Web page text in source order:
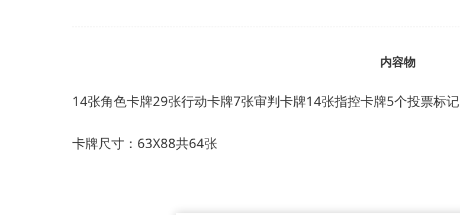
内容物
14张角色卡牌29张行动卡牌7张审判卡牌14张指控卡牌5个投票标记
卡牌尺寸：63X88共64张